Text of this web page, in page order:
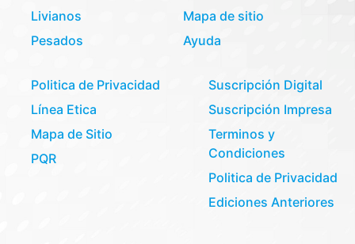
Livianos
Pesados
Mapa de sitio
Ayuda
Politica de Privacidad
Línea Etica
Mapa de Sitio
PQR
Suscripción Digital
Suscripción Impresa
Terminos y
Condiciones
Politica de Privacidad
Ediciones Anteriores